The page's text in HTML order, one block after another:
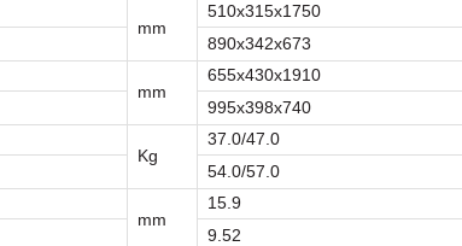
mm
510x315x1750
890x342x673
mm
655x430x1910
995x398x740
Kg
37.0/47.0
54.0/57.0
mm
15.9
9.52